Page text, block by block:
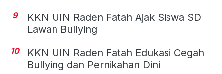
9
KKN UIN Raden Fatah Ajak Siswa SD
Lawan Bullying
10
KKN UIN Raden Fatah Edukasi Cegah
Bullying dan Pernikahan Dini